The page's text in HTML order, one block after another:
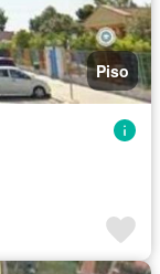
Piso